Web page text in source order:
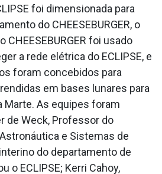
foi dimensionada para
do CHEESEBURGER, o
foi usado
a rede elétrica do ECLIPSE, e
foram concebidos para
em bases lunares para
Marte. As equipes foram
de Weck, Professor do
e Sistemas de
do departamento de
o ECLIPSE; Kerri Cahoy,